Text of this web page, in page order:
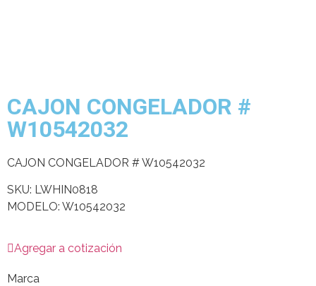
CAJON CONGELADOR #
W10542032
CAJON CONGELADOR # W10542032
SKU: LWHIN0818
MODELO: W10542032
Agregar a cotización
Marca